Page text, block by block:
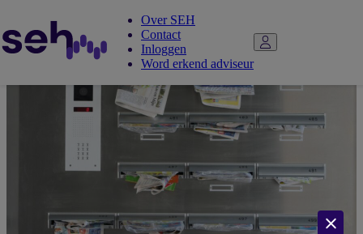
Over SEH
Contact
Inloggen
Word erkend adviseur